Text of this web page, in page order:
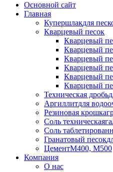
Основной сайт
Главная
Купершлакдля
Кварцевый песок
Кварцевый
Кварцевый
Кварцевый
Кварцевый
Кварцевый
Кварцевый
Техническая дробь
Аргиллитдля
Резиновая крошка
Соль техническая
Соль
Гранатовый песок
ЦементМ400, М500
Компания
О нас